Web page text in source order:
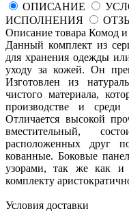
ОПИСАНИЕ
ИСПОЛНЕНИЯ
Описание товара Комод
Данный комплект из
для хранения одежды
уходу за кожей. Он
Изготовлен из
чистого материала,
производстве и среди
Отличается высокой
вместительный,
расположенных друг
кованные. Боковые
узорами, так же как и
комплекту
Условия доставки